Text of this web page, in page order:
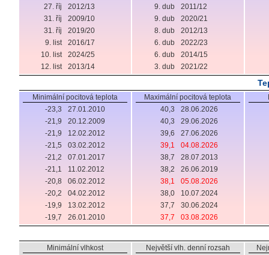
27. říj
2012/13
31. říj
2009/10
31. říj
2019/20
9. list
2016/17
10. list
2024/25
12. list
2013/14
9. dub
2011/12
9. dub
2020/21
8. dub
2012/13
6. dub
2022/23
6. dub
2014/15
3. dub
2021/22
Minimální pocitová teplota
-23,3
27.01.2010
-21,9
20.12.2009
-21,9
12.02.2012
-21,5
03.02.2012
-21,2
07.01.2017
-21,1
11.02.2012
-20,8
06.02.2012
-20,2
04.02.2012
-19,9
13.02.2012
-19,7
26.01.2010
Maximální pocitová teplota
40,3
28.06.2026
40,3
29.06.2026
39,6
27.06.2026
39,1
04.08.2026
38,7
28.07.2013
38,2
26.06.2019
38,1
05.08.2026
38,0
10.07.2024
37,7
30.06.2024
37,7
03.08.2026
Minimální vlhkost
Největší vlh. denní rozsah